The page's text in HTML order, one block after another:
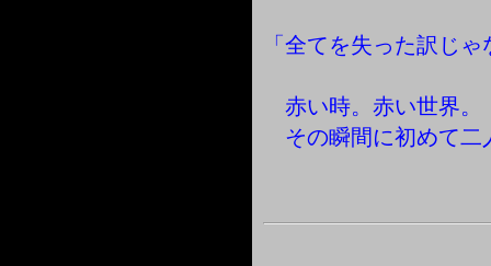
「全てを失った訳じ
赤い時。赤い世界。
その瞬間に初めて二